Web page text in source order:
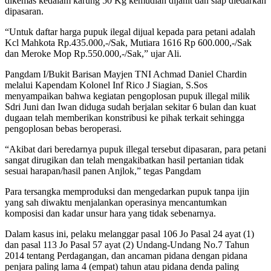
dipasaran.
“Untuk daftar harga pupuk ilegal dijual kepada para petani adalah
Kcl Mahkota Rp.435.000,-/Sak, Mutiara 1616 Rp 600.000,-/Sak
dan Meroke Mop Rp.550.000,-/Sak,” ujar Ali.
Pangdam I/Bukit Barisan Mayjen TNI Achmad Daniel Chardin
melalui Kapendam Kolonel Inf Rico J Siagian, S.Sos
menyampaikan bahwa kegiatan pengoplosan pupuk illegal milik
Sdri Juni dan Iwan diduga sudah berjalan sekitar 6 bulan dan kuat
dugaan telah memberikan konstribusi ke pihak terkait sehingga
pengoplosan bebas beroperasi.
“Akibat dari beredarnya pupuk illegal tersebut dipasaran, para petani
sangat dirugikan dan telah mengakibatkan hasil pertanian tidak
sesuai harapan/hasil panen Anjlok,” tegas Pangdam
Para tersangka memproduksi dan mengedarkan pupuk tanpa ijin
yang sah diwaktu menjalankan operasinya mencantumkan
komposisi dan kadar unsur hara yang tidak sebenarnya.
Dalam kasus ini, pelaku melanggar pasal 106 Jo Pasal 24 ayat (1)
dan pasal 113 Jo Pasal 57 ayat (2) Undang-Undang No.7 Tahun
2014 tentang Perdagangan, dan ancaman pidana dengan pidana
penjara paling lama 4 (empat) tahun atau pidana denda paling